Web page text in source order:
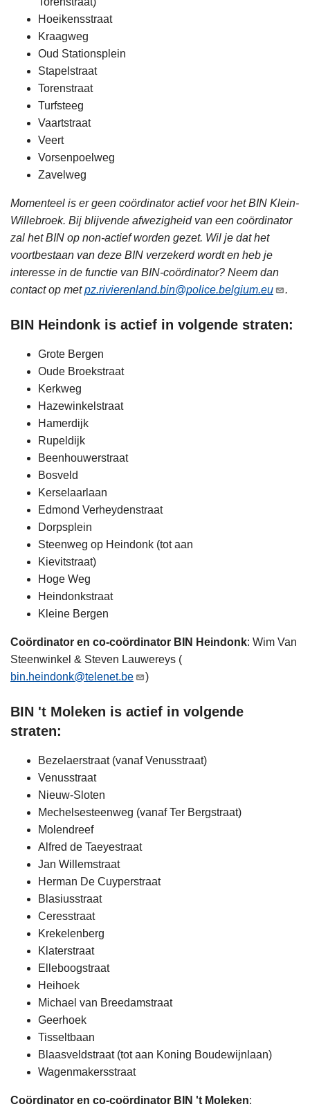
Hoeikensstraat
Kraagweg
Oud Stationsplein
Stapelstraat
Torenstraat
Turfsteeg
Vaartstraat
Veert
Vorsenpoelweg
Zavelweg
Momenteel is er geen coördinator actief voor het BIN Klein-
Willebroek. Bij blijvende afwezigheid van een coördinator
zal het BIN op non-actief worden gezet. Wil je dat het
voortbestaan van deze BIN verzekerd wordt en heb je
interesse in de functie van BIN-coördinator? Neem dan
contact op metpz.rivierenland.bin@police.belgium.eu .
BIN Heindonk is actief in volgende straten:
Grote Bergen
Oude Broekstraat
Kerkweg
Hazewinkelstraat
Hamerdijk
Rupeldijk
Beenhouwerstraat
Bosveld
Kerselaarlaan
Edmond Verheydenstraat
Dorpsplein
Steenweg op Heindonk (tot aan
Kievitstraat)
Hoge Weg
Heindonkstraat
Kleine Bergen
Coördinator en co-coördinator BIN Heindonk: Wim Van
Steenwinkel & Steven Lauwereys (
bin.heindonk@telenet.be
)
BIN 't Moleken is actief in volgende
straten:
Bezelaerstraat (vanaf Venusstraat)​
Venusstraat​
Nieuw-Sloten​
Mechelsesteenweg (vanaf Ter Bergstraat)​
Molendreef​
Alfred de Taeyestraat​
Jan Willemstraat​
Herman De Cuyperstraat​
Blasiusstraat​
Ceresstraat​​
Krekelenberg​
Klaterstraat​
Elleboogstraat​
Heihoek​​
Michael van Breedamstraat​
Geerhoek​
Tisseltbaan​
Blaasveldstraat (tot aan Koning Boudewijnlaan)​
Wagenmakersstraat​
Coördinator en co-coördinator BIN 't Moleken: